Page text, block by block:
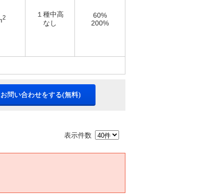
2
１種中高
なし
60%
200%
問い合わせをする(無料)
表示件数